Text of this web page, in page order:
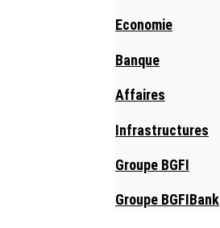
Economie
Banque
Affaires
Infrastructures
Groupe BGFI
Groupe BGFIBank